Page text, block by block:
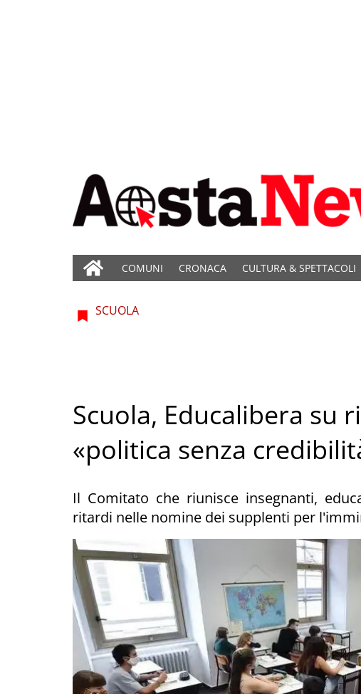
COMUNI CRONACA CULTURA & SPETTACOLI
SCUOLA
Scuola, Educalibera su
«politica senza
Il Comitato che riunisce insegnanti,
ritardi nelle nomine dei supplenti per